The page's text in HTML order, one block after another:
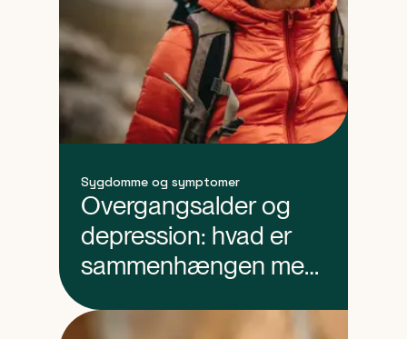
Sygdomme og symptomer
Overgangsalder og
depression: hvad er
sammenhængen med